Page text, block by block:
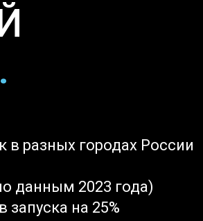
в разных городах России
данным 2023 года)
на 25%